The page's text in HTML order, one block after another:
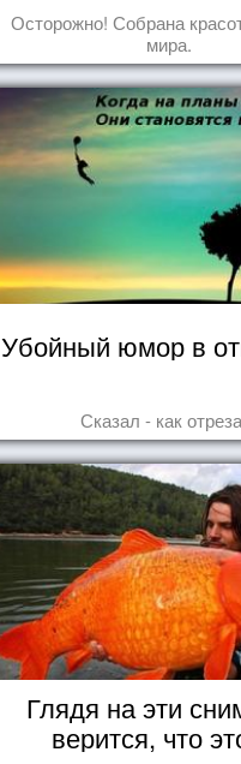
Осторожно! Собрана
мира.
Убойный юмор в
Сказал - как
Глядя на эти
верится, что